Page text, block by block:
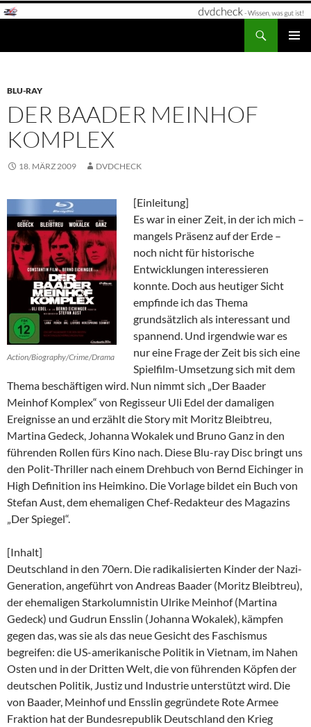
Zum
BLU-RAY
DER BAADER MEINHOF
KOMPLEX
18. MÄRZ 2009 DVDCHECK
Action/Biography/Crime/Drama
[Einleitung]
Es war in einer Zeit, in der ich mich –
mangels Präsenz auf der Erde –
noch nicht für historische
Entwicklungen interessieren
konnte. Doch aus heutiger Sicht
empfinde ich das Thema
grundsätzlich als interessant und
spannend. Und irgendwie war es
nur eine Frage der Zeit bis sich eine
Spielfilm-Umsetzung sich mit dem
Thema beschäftigen wird. Nun nimmt sich „Der Baader
Meinhof Komplex“ von Regisseur Uli Edel der damaligen
Ereignisse an und erzählt die Story mit Moritz Bleibtreu,
Martina Gedeck, Johanna Wokalek und Bruno Ganz in den
führenden Rollen fürs Kino nach. Diese Blu-ray Disc bringt uns
den Polit-Thriller nach einem Drehbuch von Bernd Eichinger in
High Definition ins Heimkino. Die Vorlage bildet ein Buch von
Stefan Aust, dem ehemaligen Chef-Redakteur des Magazins
„Der Spiegel“.
[Inhalt]
Deutschland in den 70ern. Die radikalisierten Kinder der Nazi-
Generation, angeführt von Andreas Baader (Moritz Bleibtreu),
der ehemaligen Starkolumnistin Ulrike Meinhof (Martina
Gedeck) und Gudrun Ensslin (Johanna Wokalek), kämpfen
gegen das, was sie als das neue Gesicht des Faschismus
begreifen: die US-amerikanische Politik in Vietnam, im Nahen
Osten und in der Dritten Welt, die von führenden Köpfen der
deutschen Politik, Justiz und Industrie unterstützt wird. Die
von Baader, Meinhof und Ensslin gegründete Rote Armee
Fraktion hat der Bundesrepublik Deutschland den Krieg